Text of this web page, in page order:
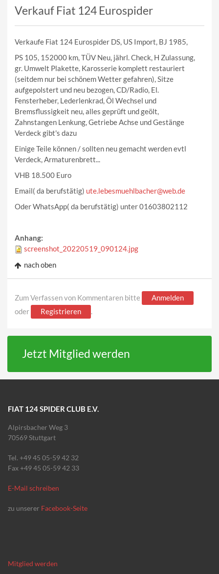
Verkauf Fiat 124 Eurospider
Verkaufe Fiat 124 Eurospider DS, US Import, BJ 1985,
PS 105, 152000 km, TÜV Neu, jährl. Check, H Zulassung,
gr. Umwelt Plakette, Karosserie komplett restauriert
(seitdem nur bei schönem Wetter gefahren), Sitze
aufgepolstert und neu bezogen, CD/Radio, El.
Fensterheber, Lederlenkrad, Öl Wechsel und
Bremsflussigkeit neu, alles geprüft und geölt,
Zahnstangen Lenkung, Getriebe Achse und Gestänge
Verdeck gibt's dazu
Einige Teile können / sollten neu gemacht werden evtl
Verdeck, Armaturenbrett...
VHB 18.500 Euro
Email( da berufstätig) ute.lebesmuehlbacher@web.de
Oder WhatsApp( da berufstätig) unter 01603802112
Anhang:
screenshot_20220519_090124.jpg
nach oben
Zum Verfassen von Kommentaren bitte
Anmelden
oder
Registrieren .
Jetzt Mitglied werden
FIAT 124 SPIDER CLUB E.V.
Alpirsbacher Weg 3
70569 Stuttgart
Tel. +49 45 05-59 42 32
Fax +49 45 05-59 42 33
E-Mail schreiben
zu unserer Facebook-Seite
Mitglied werden